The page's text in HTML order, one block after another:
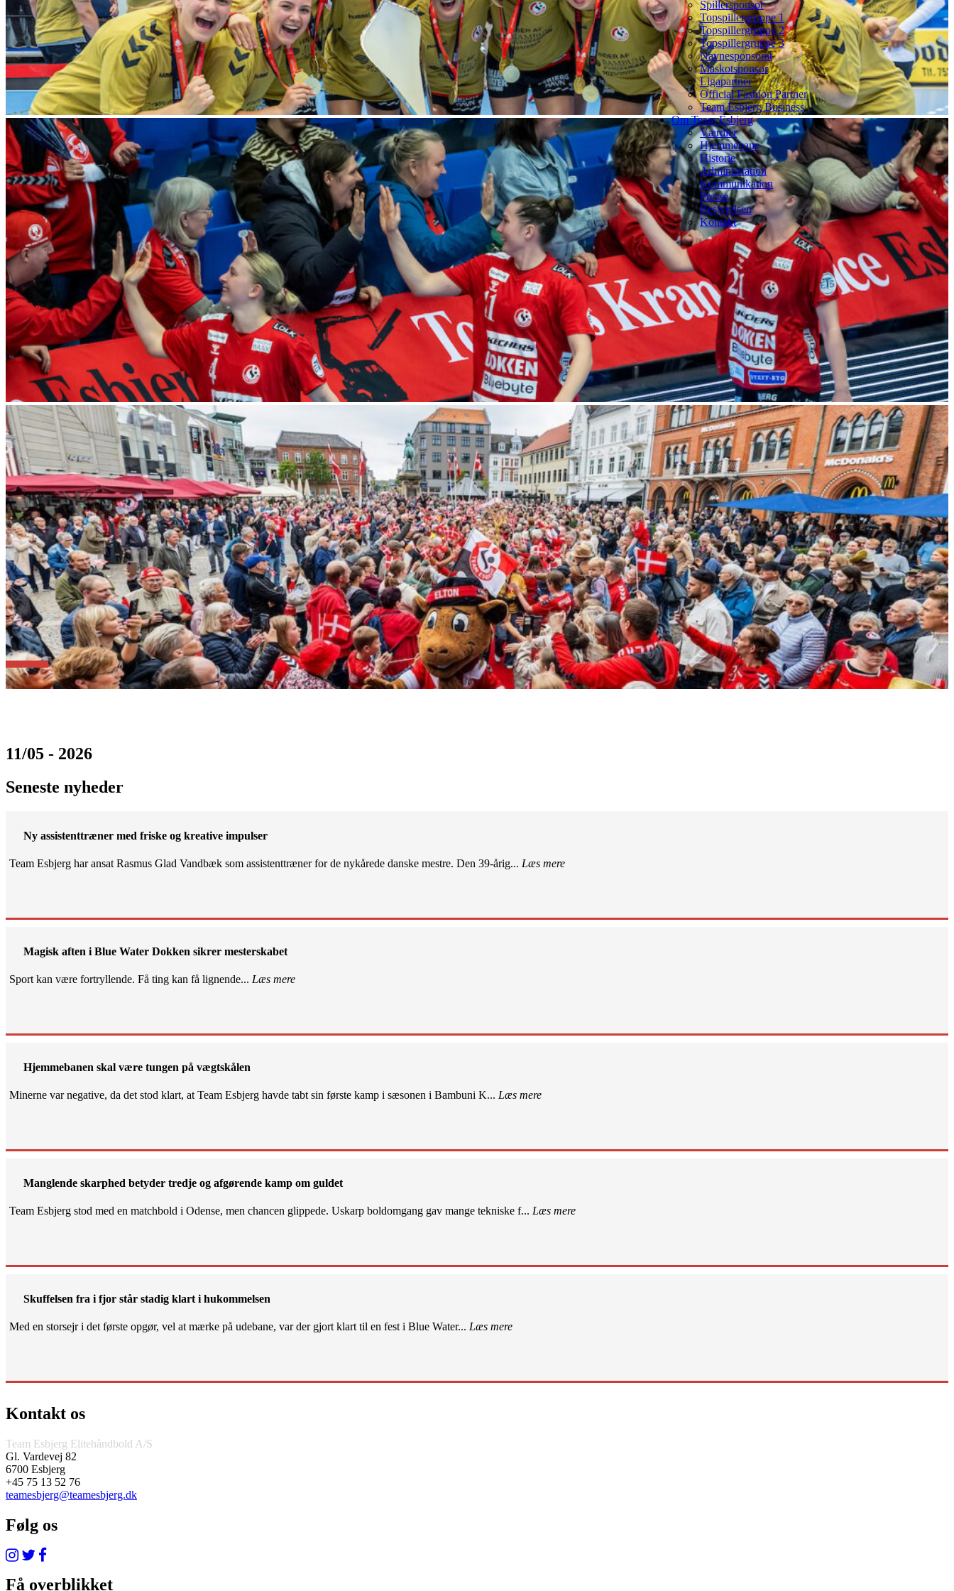
Spillersponsor
Topspillergruppe 1
Topspillergruppe 2
Topspillergruppe 3
Navnesponsorat
Maskotsponsor
Ligapartner
Official Fashion Partner
Team Esbjerg Business
Om Team Esbjerg
Værdier
Hjemmebane
Historie
Administration
Kommunikation
Presse
Bestyrelsen
Kontakt
11/05 - 2026
Seneste nyheder
Ny assistenttræner med friske og kreative impulser
Team Esbjerg har ansat Rasmus Glad Vandbæk som assistenttræner for de nykårede danske mestre. Den 39-årig... Læs mere
Magisk aften i Blue Water Dokken sikrer mesterskabet
Sport kan være fortryllende. Få ting kan få lignende... Læs mere
Hjemmebanen skal være tungen på vægtskålen
Minerne var negative, da det stod klart, at Team Esbjerg havde tabt sin første kamp i sæsonen i Bambuni K... Læs mere
Manglende skarphed betyder tredje og afgørende kamp om guldet
Team Esbjerg stod med en matchbold i Odense, men chancen glippede. Uskarp boldomgang gav mange tekniske f... Læs mere
Skuffelsen fra i fjor står stadig klart i hukommelsen
Med en storsejr i det første opgør, vel at mærke på udebane, var der gjort klart til en fest i Blue Water... Læs mere
Kontakt os
Team Esbjerg Elitehåndbold A/S
Gl. Vardevej 82
6700 Esbjerg
+45 75 13 52 76
teamesbjerg@teamesbjerg.dk
Følg os
Få overblikket